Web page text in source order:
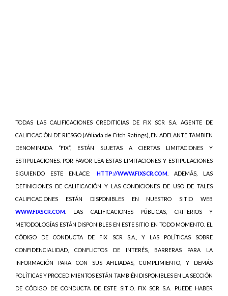
TODAS LAS CALIFICACIONES CREDITICIAS DE FIX SCR S.A. AGENTE DE
CALIFICACIÒN DE RIESGO (Afiliada de Fitch Ratings), EN ADELANTE TAMBIEN
DENOMINADA “FIX”, ESTÁN SUJETAS A CIERTAS LIMITACIONES Y
ESTIPULACIONES. POR FAVOR LEA ESTAS LIMITACIONES Y ESTIPULACIONES
SIGUIENDO ESTE ENLACE: HTTP://WWW.FIXSCR.COM . ADEMÁS, LAS
DEFINICIONES DE CALIFICACIÓN Y LAS CONDICIONES DE USO DE TALES
CALIFICACIONES ESTÁN DISPONIBLES EN NUESTRO SITIO WEB
WWW.FIXSCR.COM . LAS CALIFICACIONES PÚBLICAS, CRITERIOS Y
METODOLOGÍAS ESTÁN DISPONIBLES EN ESTE SITIO EN TODO MOMENTO. EL
CÓDIGO DE CONDUCTA DE FIX SCR S.A., Y LAS POLÍTICAS SOBRE
CONFIDENCIALIDAD, CONFLICTOS DE INTERÉS, BARRERAS PARA LA
INFORMACIÓN PARA CON SUS AFILIADAS, CUMPLIMIENTO, Y DEMÁS
POLÍTICAS Y PROCEDIMIENTOS ESTÁN TAMBIÉN DISPONIBLES EN LA SECCIÓN
DE CÓDIGO DE CONDUCTA DE ESTE SITIO. FIX SCR S.A. PUEDE HABER